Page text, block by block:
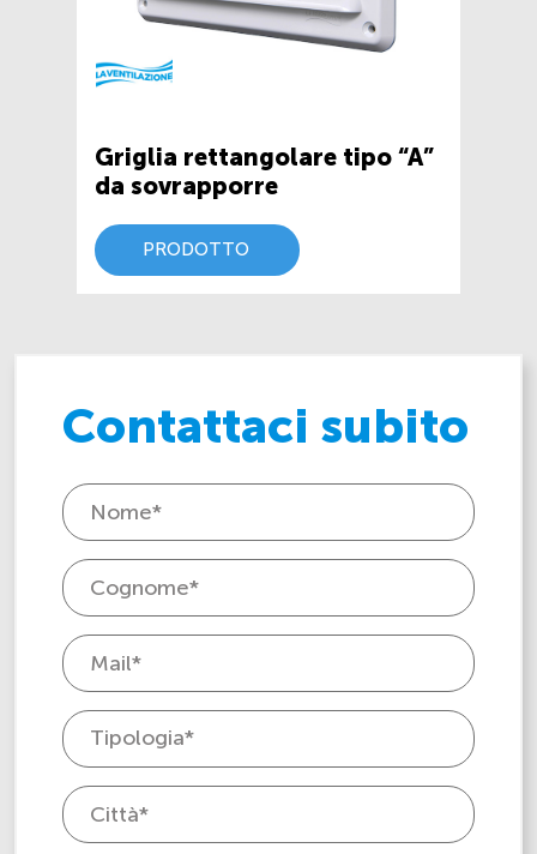
Griglia rettangolare tipo “A”
da sovrapporre
PRODOTTO
Contattaci subito